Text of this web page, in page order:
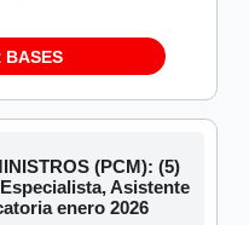
BASES
(PCM): (5)
Asistente
enero 2026